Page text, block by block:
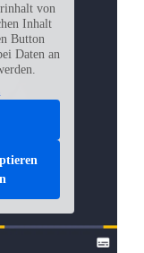
von
Inhalt
Button
Daten an